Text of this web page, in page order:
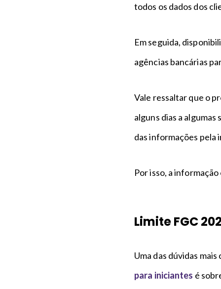
todos os dados dos
Em seguida,
agências bancárias
Vale ressaltar que o
alguns dias a
das informações
Por isso, a
Limite FGC
Uma das dúvidas
para iniciantes é